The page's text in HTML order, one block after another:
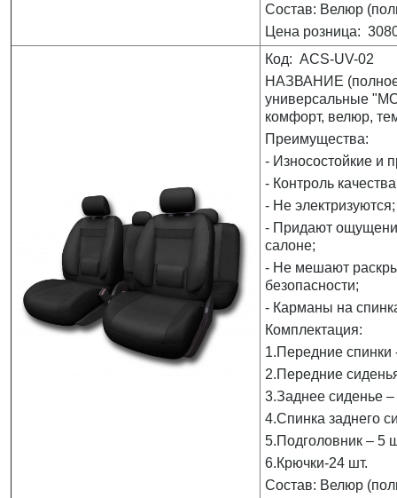
Состав: Велюр
Цена розница:
Код: ACS-UV-02
НАЗВАНИЕ
универсальные
комфорт, велюр,
Преимущества:
- Износостойкие и
- Контроль
- Не электризуются;
- Придают
салоне;
- Не мешают
безопасности;
- Карманы на
Комплектация:
1.Передние спинки
2.Передние
3.Заднее сиденье –
4.Спинка заднего
5.Подголовник – 5
6.Крючки-24 шт.
Состав: Велюр